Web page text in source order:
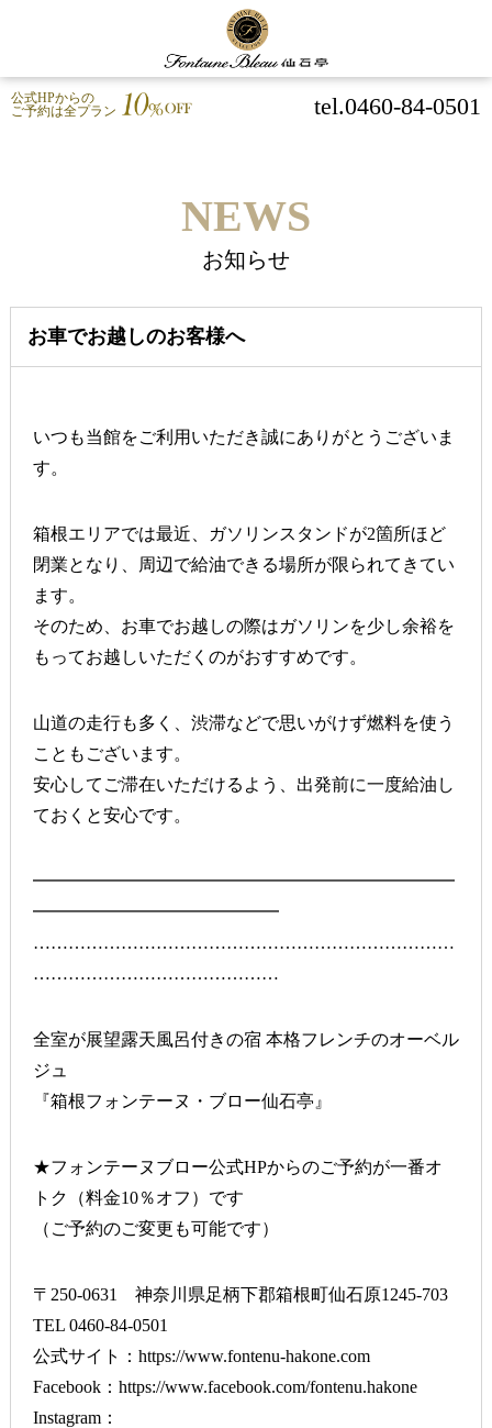
公式HPからの
ご予約は全プラン
tel.0460-84-0501
NEWS
お知らせ
お車でお越しのお客様へ
いつも当館をご利用いただき誠にありがとうございま
す。
箱根エリアでは最近、ガソリンスタンドが2箇所ほど
閉業となり、周辺で給油できる場所が限られてきてい
ます。
そのため、 お車でお越しの際はガソリンを少し余裕を
もってお越しいただくのがおすすめです。
山道の走行も多く、渋滞などで思いがけず燃料を使う
こともございます。
安心してご滞在いただけるよう、出発前に一度給油し
ておくと安心です。
━━━━━━━━━━━━━━━━━━━━━━━━
━━━━━━━━━━━━━━
………………………………………………………………
……………………………………
全室が展望露天風呂付きの宿 本格フレンチのオーベル
ジュ
『箱根フォンテーヌ・ブロー仙石亭』
★フォンテーヌブロー公式HPからのご予約が一番オ
トク（料金10％オフ）です
（ご予約のご変更も可能です）
〒250-0631 神奈川県足柄下郡箱根町仙石原1245-703
TEL 0460-84-0501
公式サイト： https://www.fontenu-hakone.com
Facebook： https://www.facebook.com/fontenu.hakone
Instagram：